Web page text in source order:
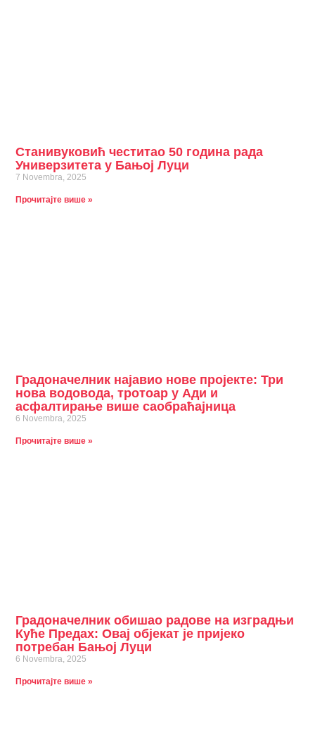
Станивуковић честитао 50 година рада
Универзитета у Бањој Луци
7 Novembra, 2025
Прочитајте више »
Градоначелник најавио нове пројекте: Три
нова водовода, тротоар у Ади и
асфалтирање више саобраћајница
6 Novembra, 2025
Прочитајте више »
Градоначелник обишао радове на изградњи
Куће Предах: Овај објекат је пријеко
потребан Бањој Луци
6 Novembra, 2025
Прочитајте више »